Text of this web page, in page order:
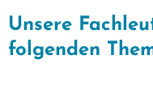
Unsere
folgenden